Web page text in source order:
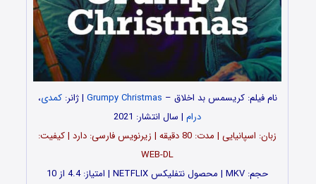
نام فیلم: کریسمس بد اخلاق – Grumpy Christmas | ژانر:کمدی،
درام | سال انتشار: 2021
زبان: اسپانیایی | مدت‌‌: 80 دقیقه | زیرنویس فارسی: دارد | کیفیت:
WEB-DL
حجم: MKV | محصول نتفلیکس NETFLIX | امتیاز: 4.4 از 10